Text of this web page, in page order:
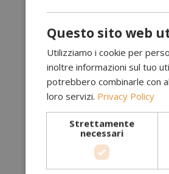
Questo sito web
Utilizziamo i cookie per
inoltre informazioni sul tuo
potrebbero combinarle con
loro servizi. Privacy Policy
Strettamente
necessari